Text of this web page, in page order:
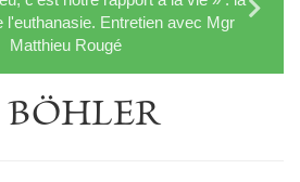
l'euthanasie. Entretien avec Mgr
Matthieu Rougé
BÖHLER